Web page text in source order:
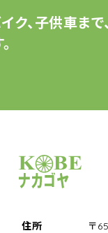
ク、子供車まで、
サイクルショップナカ
住所
〒